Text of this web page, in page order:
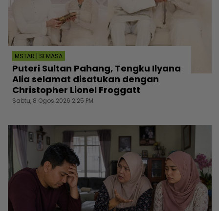
MSTAR | SEMASA
Puteri Sultan Pahang, Tengku Ilyana
Alia selamat disatukan dengan
Christopher Lionel Froggatt
Sabtu, 8 Ogos 2026 2:25 PM